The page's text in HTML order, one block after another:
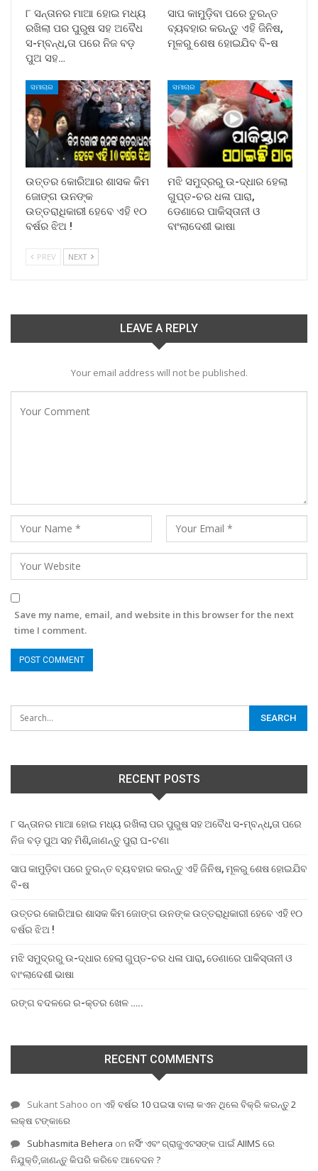
୮ ସନ୍ତାନର ମାଆ ହୋଇ ମଧ୍ୟ
ରଖିଲା ପର ପୁରୁଷ ସହ ଅବୈଧ
ସ-ମ୍ବନ୍ଧ,ତା ପରେ ନିଜ ବଡ଼
ପୁଅ ସହ…
ସାପ କାମୁଡ଼ିବା ପରେ ତୁରନ୍ତ
ବ୍ୟବହାର କରନ୍ତୁ ଏହି ଜିନିଷ,
ମୂଳରୁ ଶେଷ ହୋଇଯିବ ବି-ଷ
ସମାଚାର
ଉତ୍ତର କୋରିଆର ଶାସକ କିମ
ଜୋଙ୍ଗ ଉନଙ୍କ
ଉତ୍ତରାଧିକାରୀ ହେବେ ଏହି ୧୦
ବର୍ଷର ଝିଅ !
ସମାଚାର
ମଝି ସମୁଦ୍ରରୁ ଉ-ଦ୍ଧାର ହେଲା
ଗୁପ୍ତ-ଚର ଧଳା ପାରା,
ଡେଣାରେ ପାକିସ୍ତାନୀ ଓ
ବାଂଲାଦେଶୀ ଭାଷା
PREV NEXT
LEAVE A REPLY
Your email address will not be published.
Save my name, email, and website in this browser for the next
time I comment.
RECENT POSTS
୮ ସନ୍ତାନର ମାଆ ହୋଇ ମଧ୍ୟ ରଖିଲା ପର ପୁରୁଷ ସହ ଅବୈଧ ସ-ମ୍ବନ୍ଧ,ତା ପରେ
ନିଜ ବଡ଼ ପୁଅ ସହ ମିଶି,ଜାଣନ୍ତୁ ପୁରା ଘ-ଟଣା
ସାପ କାମୁଡ଼ିବା ପରେ ତୁରନ୍ତ ବ୍ୟବହାର କରନ୍ତୁ ଏହି ଜିନିଷ, ମୂଳରୁ ଶେଷ ହୋଇଯିବ
ବି-ଷ
ଉତ୍ତର କୋରିଆର ଶାସକ କିମ ଜୋଙ୍ଗ ଉନଙ୍କ ଉତ୍ତରାଧିକାରୀ ହେବେ ଏହି ୧୦
ବର୍ଷର ଝିଅ !
ମଝି ସମୁଦ୍ରରୁ ଉ-ଦ୍ଧାର ହେଲା ଗୁପ୍ତ-ଚର ଧଳା ପାରା, ଡେଣାରେ ପାକିସ୍ତାନୀ ଓ
ବାଂଲାଦେଶୀ ଭାଷା
ରଙ୍ଗ ବଦଳରେ ର-କ୍ତର ଖେଳ …..
RECENT COMMENTS
Sukant Sahoo on ଏହି ବର୍ଷର 10 ପଇସା ବାଲା କଏନ ଥିଲେ ବିକ୍ରି କରନ୍ତୁ 2
ଲକ୍ଷ ଟଙ୍କାରେ
Subhasmita Behera on ନର୍ସିଂ ଏବଂ ଗ୍ରାଜୁଏଟସଙ୍କ ପାଇଁ AIIMS ରେ
ନିଯୁକ୍ତି,ଜାଣନ୍ତୁ କିପରି କରିବେ ଆବେଦନ ?